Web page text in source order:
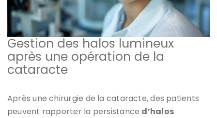
Gestion des halos lumineux
après une opération de la
cataracte
Après une chirurgie de la cataracte, des patients
peuvent rapporter la persistance d’halos